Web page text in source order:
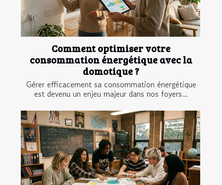
Comment optimiser votre
consommation énergétique avec la
domotique ?
Gérer efficacement sa consommation énergétique
est devenu un enjeu majeur dans nos foyers...